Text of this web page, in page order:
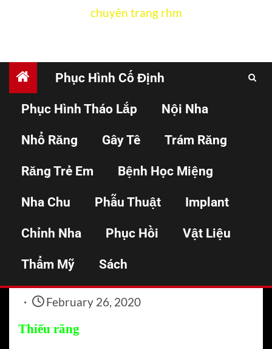
chuyên trang rhm
Phục Hình Cố Định
Phục Hình Tháo Lắp Nội Nha
Nhổ Răng Gây Tê Trám Răng
Răng Trẻ Em Bệnh Học Miệng
Nha Chu Phẫu Thuật Implant
Chỉnh Nha Phục Hồi Vật Liệu
Thẩm Mỹ Sách
Các bất thường về số
lượng răng
Home
Bệnh học miệng
Các bất thường về số lượng răng
February 26, 2020
Thiếu răng